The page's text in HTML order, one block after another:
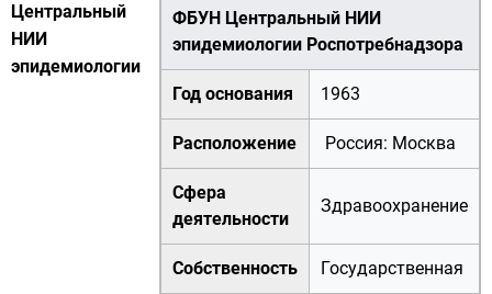
ФБУН Центральный НИИ
эпидемиологии Роспотребнадзора
Год основания 1963
Расположение Россия: Москва
Сфера
деятельности
Здравоохранение
Собственность Государственная
Центральный
НИИ
эпидемиологии